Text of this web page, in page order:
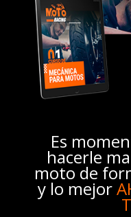
Es
hacerle
moto de
y lo mejor